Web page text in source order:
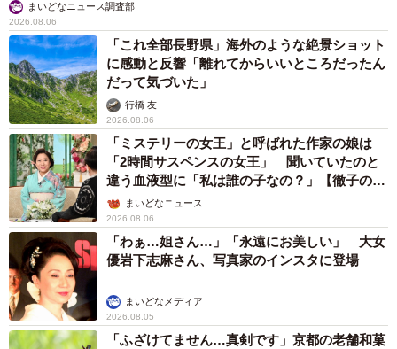
まいどなニュース調査部
2026.08.06
「これ全部長野県」海外のような絶景ショット
に感動と反響「離れてからいいところだったん
だって気づいた」
行橋 友
2026.08.06
「ミステリーの女王」と呼ばれた作家の娘は
「2時間サスペンスの女王」 聞いていたのと
違う血液型に「私は誰の子なの？」【徹子の部
屋】まいどなニュース
2026.08.06
「わぁ…姐さん…」「永遠にお美しい」 大女
優岩下志麻さん、写真家のインスタに登場
まいどなメディア
2026.08.05
「ふざけてません…真剣です」京都の老舗和菓